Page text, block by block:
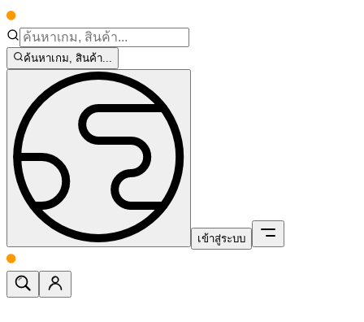
ค้นหาเกม, สินค้า...
เข้าสู่ระบบ